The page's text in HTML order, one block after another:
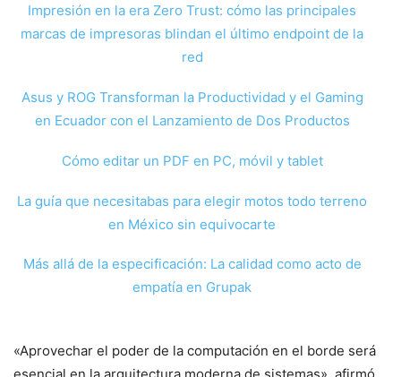
Impresión en la era Zero Trust: cómo las principales
marcas de impresoras blindan el último endpoint de la
red
Asus y ROG Transforman la Productividad y el Gaming
en Ecuador con el Lanzamiento de Dos Productos
Cómo editar un PDF en PC, móvil y tablet
La guía que necesitabas para elegir motos todo terreno
en México sin equivocarte
Más allá de la especificación: La calidad como acto de
empatía en Grupak
«Aprovechar el poder de la computación en el borde será